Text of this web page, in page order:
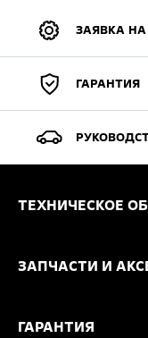
ЗАЯВКА
ГАРАНТИЯ
ТЕХНИЧЕСКОЕ
ЗАПЧАСТИ И
ГАРАНТИЯ